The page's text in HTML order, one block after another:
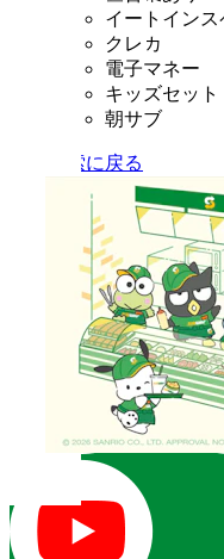
イートインス
クレカ
電子マネー
キッズセット
朝サブ
店舗検索に戻る